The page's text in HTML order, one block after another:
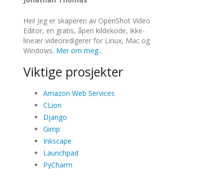
Hei! Jeg er skaperen av OpenShot Video
Editor, en gratis, åpen kildekode, ikke-
lineær videoredigerer for Linux, Mac og
Windows. Mer om meg...
Viktige prosjekter
Amazon Web Services
CLion
Django
Gimp
Inkscape
Launchpad
PyCharm